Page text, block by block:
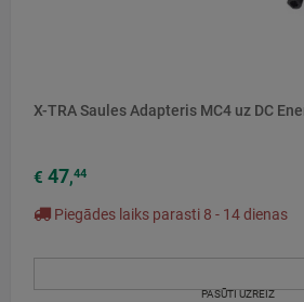
X-TRA Saules Adapteris MC4 uz DC
€ 47,44
Piegādes laiks parasti 8 - 14 dienas
PASŪTI UZREIZ